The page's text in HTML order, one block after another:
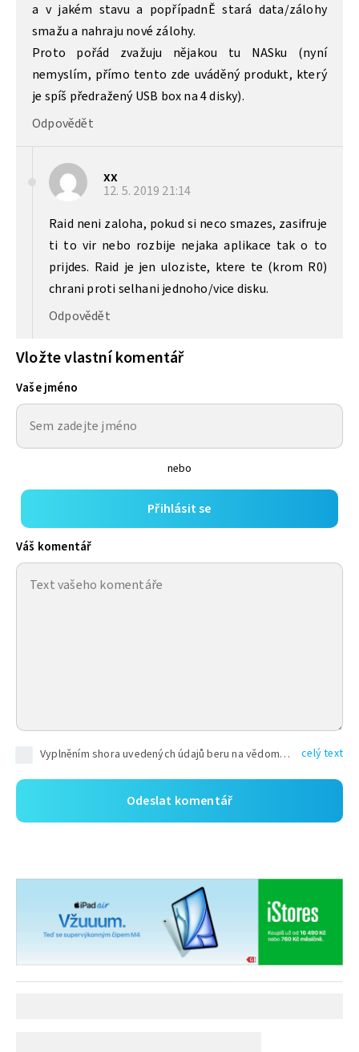
a v jakém stavu a popřípadnĚ stará data/zálohy
smažu a nahraju nové zálohy.
Proto pořád zvažuju nějakou tu NASku (nyní
nemyslím, přímo tento zde uváděný produkt, který
je spíš předražený USB box na 4 disky).
Odpovědět
xx
12. 5. 2019 21:14
Raid neni zaloha, pokud si neco smazes, zasifruje
ti to vir nebo rozbije nejaka aplikace tak o to
prijdes. Raid je jen uloziste, ktere te (krom R0)
chrani proti selhani jednoho/vice disku.
Odpovědět
Vložte vlastní komentář
Vaše jméno
nebo
Přihlásit se
Váš komentář
Vyplněním shora uvedených údajů beru na vědomí, že společnost TEXT FACTORY s.r.o., sídlem Brno, Durďákova 336/29, Černá Pole, PSČ: 613 00, IČ: 06157831, zapsané u Krajského soudu v Brně, oddíl C, vložka 100399, bude zpracovávat mé osobní údaje uvedené v rámci mnou vyplněného registračního formuláře na základě oprávněných zájmů TEXT FACTORY s.r.o. dle čl. 6 odst. 1 písm. f) GDPR a pro splnění právních povinností (čl. 6 odst. 1 písm. c) GDPR), a to pro tyto účely: nezbytnost zajistit oprávnění návštěvníka webových stránek provozovaných společností TEXT FACTORY s.r.o. přispívat aktivně ke zveřejněným článkům nebo v rámci diskusních fór a výkon práv TEXT FACTORY s.r.o. jako administrátora těchto diskusních fór. Více informací o zpracování osobních údajů a právech lze nalézt v celý text